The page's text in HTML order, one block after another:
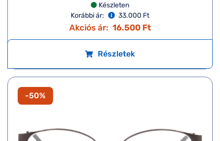
Készleten
Korábbi ár:
33.000 Ft
Akciós ár: 16.500 Ft
Részletek
-50%